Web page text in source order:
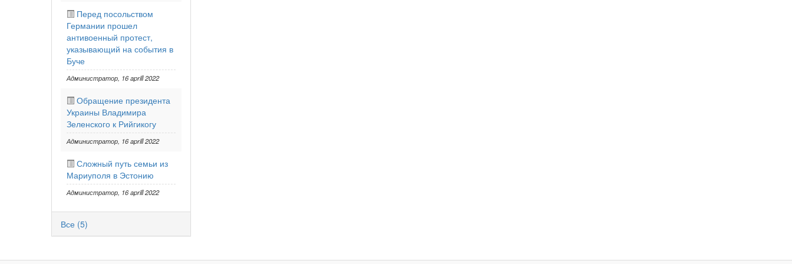
Перед посольством
Германии прошел
антивоенный протест,
указывающий на события в
Буче
Администратор, 16 aprill 2022
Обращение президента
Украины Владимира
Зеленского к Рийгикогу
Администратор, 16 aprill 2022
Сложный путь семьи из
Мариуполя в Эстонию
Администратор, 16 aprill 2022
Все (5)